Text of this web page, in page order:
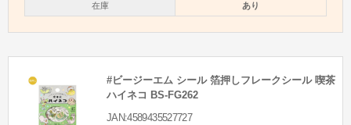
在庫 あり
#ビージーエム シール 箔押しフレークシール 喫茶
ハイネコ BS-FG262
JAN:4589435527727